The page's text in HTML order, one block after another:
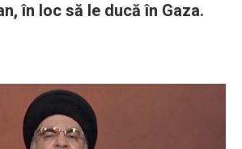
în loc să le ducă în Gaza.